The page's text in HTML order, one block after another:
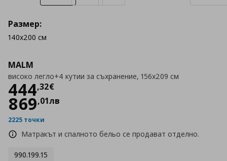
MALM
високо легло+4 кутии за съхранение, 156x209 см
444,32€
Цена444,32 €
869,01лв
2225 точки
Матракът и спалното бельо се продават отделно.
990.199.15
Размер:
140x200 см